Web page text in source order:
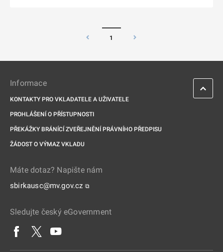
1
Informace
KONTAKTY PRO VKLADATELE A UŽIVATELE
PROHLÁŠENÍ O PŘÍSTUPNOSTI
PŘEKÁŽKY BRÁNÍCÍ ZVEŘEJNĚNÍ PRÁVNÍHO PŘEDPISU
ŽÁDOST O VÝMAZ VKLADU
Máte dotaz? Napište nám
sbirkausc@mv.gov.cz ⧉
Sledujte český eGovernment